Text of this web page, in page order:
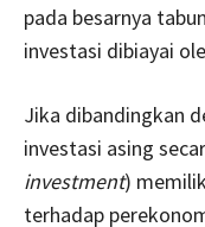
pada besarnya
investasi dibiayai
Jika dibandingkan
investasi asing
investment)
terhadap